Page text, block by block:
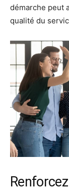
démarche peut
qualité du